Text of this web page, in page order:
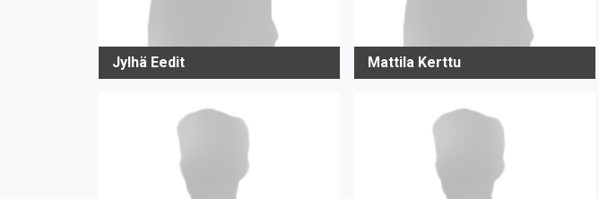
Jylhä Eedit Mattila Kerttu